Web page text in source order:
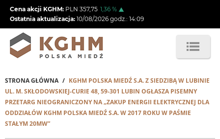
Przejdź
treści
Cena akcji KGHM: PLN 357,75 1,36 %
Ostatnia aktualizacja: 10/08/2026 godz.: 14:09
Ścieżka
nawigacyjna
STRONA GŁÓWNA
KGHM POLSKA MIEDŹ S.A. Z SIEDZIBĄ W LUBINIE
UL. M. SKŁODOWSKIEJ-CURIE 48, 59-301 LUBIN OGŁASZA PISEMNY
PRZETARG NIEOGRANICZONY NA „ZAKUP ENERGII ELEKTRYCZNEJ DLA
ODDZIAŁÓW KGHM POLSKA MIEDŹ S.A. W 2017 ROKU W PAŚMIE
STAŁYM 20MW”